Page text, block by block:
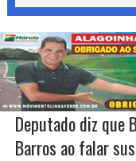
Deputado diz que
Barros ao falar